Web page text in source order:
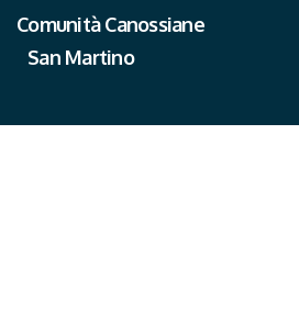
Comunità Canossiane
San Martino